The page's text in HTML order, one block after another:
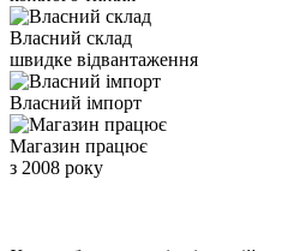
Власний склад
швидке відвантаження
Власний імпорт
Магазин працює
з 2008 року